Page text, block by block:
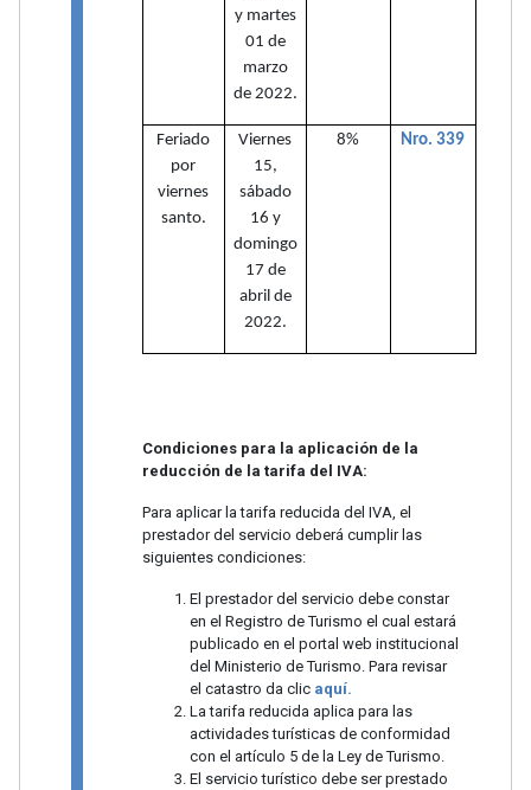
y martes
01 de
marzo
de 2022.
Feriado
por
viernes
santo.
Viernes
15,
sábado
16 y
domingo
17 de
abril de
2022.
8% Nro. 339
Condiciones para la aplicación de la
reducción de la tarifa del IVA:
Para aplicar la tarifa reducida del IVA, el
prestador del servicio deberá cumplir las
siguientes condiciones:
El prestador del servicio debe constar
en el Registro de Turismo el cual estará
publicado en el portal web institucional
del Ministerio de Turismo. Para revisar
el catastro da clic aquí.
La tarifa reducida aplica para las
actividades turísticas de conformidad
con el artículo 5 de la Ley de Turismo.
El servicio turístico debe ser prestado